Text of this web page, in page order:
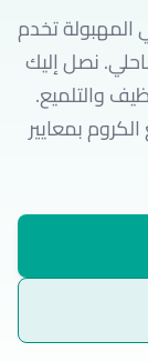
المهبولة تخدم
نصل إليك
والتلميع.
بمعايير